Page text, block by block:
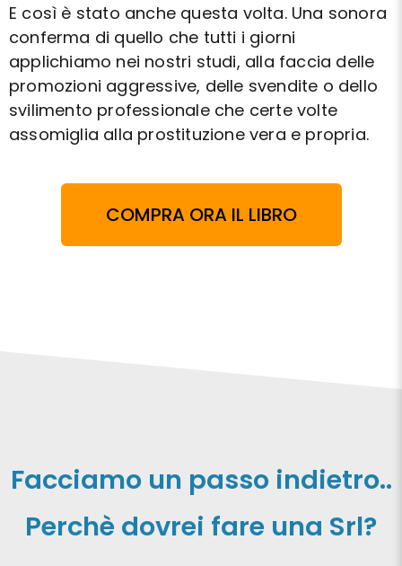
E così è stato anche questa volta. Una sonora
conferma di quello che tutti i giorni
applichiamo nei nostri studi, alla faccia delle
promozioni aggressive, delle svendite o dello
svilimento professionale che certe volte
assomiglia alla prostituzione vera e propria.
COMPRA ORA IL LIBRO
Facciamo un passo indietro..
Perchè dovrei fare una Srl?